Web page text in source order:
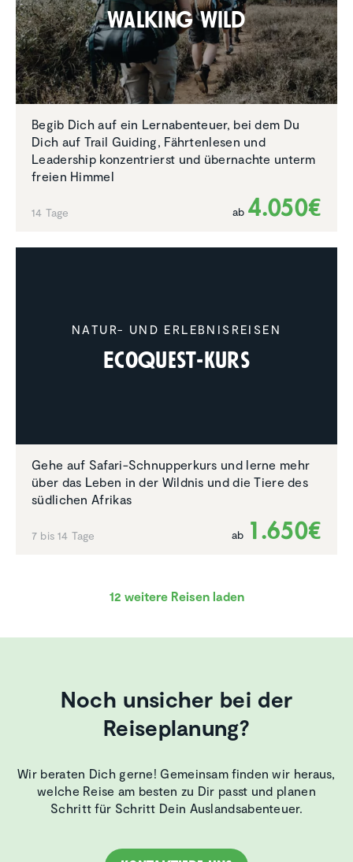
Walking Wild
Begib Dich auf ein Lernabenteuer, bei dem Du
Dich auf Trail Guiding, Fährtenlesen und
Leadership konzentrierst und übernachte unterm
freien Himmel
14 Tage ab 4.050€
NATUR- UND ERLEBNISREISEN
EcoQuest-Kurs
Gehe auf Safari-Schnupperkurs und lerne mehr
über das Leben in der Wildnis und die Tiere des
südlichen Afrikas
7 bis 14 Tage ab 1.650€
12 weitere Reisen laden
Noch unsicher bei der
Reiseplanung?
Wir beraten Dich gerne! Gemeinsam finden wir heraus,
welche Reise am besten zu Dir passt und planen
Schritt für Schritt Dein Auslandsabenteuer.